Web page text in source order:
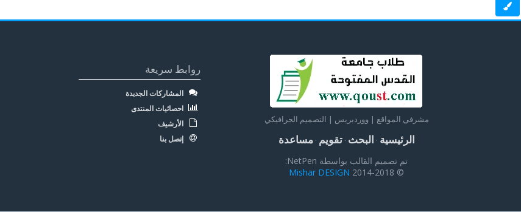
مشرفي المواقع | ووردبريس | التصميم الجرافيكي
الرئيسية · البحث ·تقويم ·مساعدة
تم تصميم القالب بواسطة NetPen:
© 2014-2018
روابط سريعة
المشاركات الجديدة
احصائيات المنتدى
الأرشيف
إتصل بنا